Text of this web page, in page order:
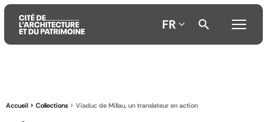
contenu
menu
la
FR
Accueil Collections Viaduc de Millau, un translateur en action